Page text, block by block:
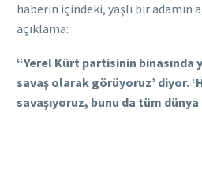
haberin içindeki, yaşlı bir adamın
açıklama:
“Yerel Kürt partisinin binasında
savaş olarak görüyoruz’ diyor.
savaşıyoruz, bunu da tüm dünya